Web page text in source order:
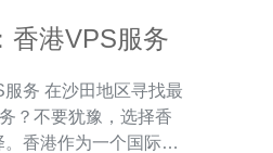
香港VPS服务
寻找最
？不要犹豫，选择香
香港作为一个国际金